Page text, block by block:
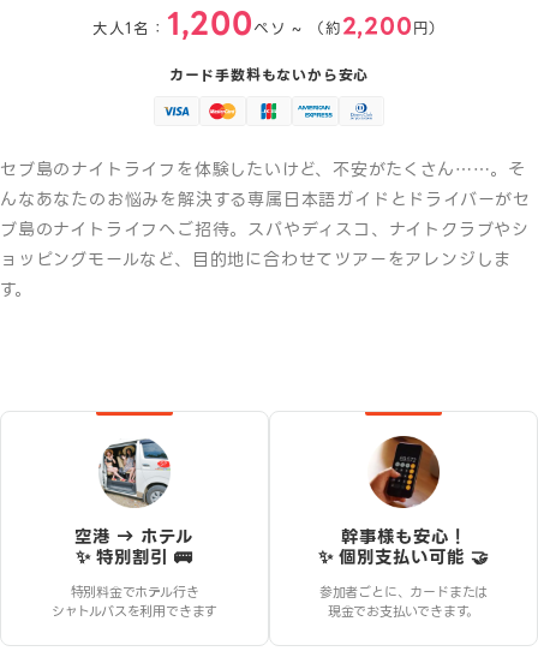
大人1名： 1,200ペソ ~ （約2,200円）
カード手数料もないから安心
セブ島のナイトライフを体験したいけど、不安がたくさん……。そ
んなあなたのお悩みを解決する専属日本語ガイドとドライバーがセ
ブ島のナイトライフへご招待。スパやディスコ、ナイトクラブやシ
ョッピングモールなど、目的地に合わせてツアーをアレンジしま
す。
空港 → ホテル
✨ 特別割引 🚌
特別料金でホテル行き
シャトルバスを利用できます
幹事様も安心！
✨ 個別支払い可能 🤝
参加者ごとに、カードまたは
現金でお支払いできます。